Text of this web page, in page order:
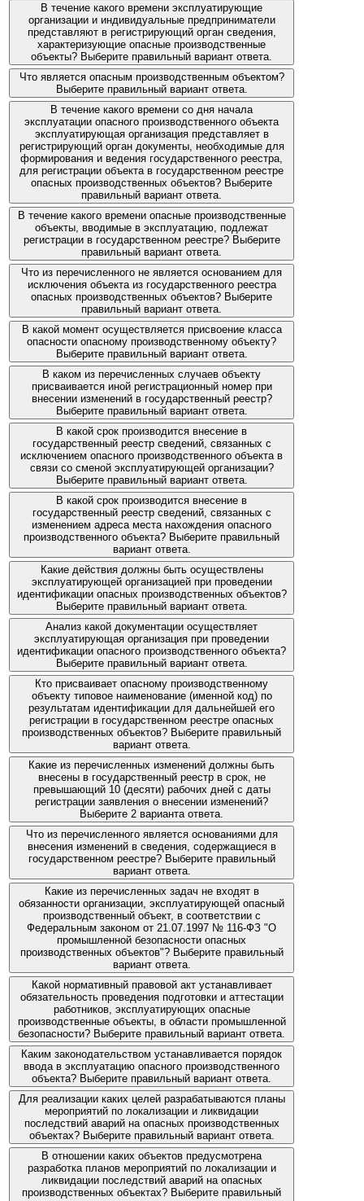
В течение какого времени эксплуатирующие
организации и индивидуальные предприниматели
представляют в регистрирующий орган сведения,
характеризующие опасные производственные
объекты? Выберите правильный вариант ответа.
Что является опасным производственным объектом?
Выберите правильный вариант ответа.
В течение какого времени со дня начала
эксплуатации опасного производственного объекта
эксплуатирующая организация представляет в
регистрирующий орган документы, необходимые для
формирования и ведения государственного реестра,
для регистрации объекта в государственном реестре
опасных производственных объектов? Выберите
правильный вариант ответа.
В течение какого времени опасные производственные
объекты, вводимые в эксплуатацию, подлежат
регистрации в государственном реестре? Выберите
правильный вариант ответа.
Что из перечисленного не является основанием для
исключения объекта из государственного реестра
опасных производственных объектов? Выберите
правильный вариант ответа.
В какой момент осуществляется присвоение класса
опасности опасному производственному объекту?
Выберите правильный вариант ответа.
В каком из перечисленных случаев объекту
присваивается иной регистрационный номер при
внесении изменений в государственный реестр?
Выберите правильный вариант ответа.
В какой срок производится внесение в
государственный реестр сведений, связанных с
исключением опасного производственного объекта в
связи со сменой эксплуатирующей организации?
Выберите правильный вариант ответа.
В какой срок производится внесение в
государственный реестр сведений, связанных с
изменением адреса места нахождения опасного
производственного объекта? Выберите правильный
вариант ответа.
Какие действия должны быть осуществлены
эксплуатирующей организацией при проведении
идентификации опасных производственных объектов?
Выберите правильный вариант ответа.
Анализ какой документации осуществляет
эксплуатирующая организация при проведении
идентификации опасного производственного объекта?
Выберите правильный вариант ответа.
Кто присваивает опасному производственному
объекту типовое наименование (именной код) по
результатам идентификации для дальнейшей его
регистрации в государственном реестре опасных
производственных объектов? Выберите правильный
вариант ответа.
Какие из перечисленных изменений должны быть
внесены в государственный реестр в срок, не
превышающий 10 (десяти) рабочих дней с даты
регистрации заявления о внесении изменений?
Выберите 2 варианта ответа.
Что из перечисленного является основаниями для
внесения изменений в сведения, содержащиеся в
государственном реестре? Выберите правильный
вариант ответа.
Какие из перечисленных задач не входят в
обязанности организации, эксплуатирующей опасный
производственный объект, в соответствии с
Федеральным законом от 21.07.1997 № 116-ФЗ "О
промышленной безопасности опасных
производственных объектов"? Выберите правильный
вариант ответа.
Какой нормативный правовой акт устанавливает
обязательность проведения подготовки и аттестации
работников, эксплуатирующих опасные
производственные объекты, в области промышленной
безопасности? Выберите правильный вариант ответа.
Каким законодательством устанавливается порядок
ввода в эксплуатацию опасного производственного
объекта? Выберите правильный вариант ответа.
Для реализации каких целей разрабатываются планы
мероприятий по локализации и ликвидации
последствий аварий на опасных производственных
объектах? Выберите правильный вариант ответа.
В отношении каких объектов предусмотрена
разработка планов мероприятий по локализации и
ликвидации последствий аварий на опасных
производственных объектах? Выберите правильный